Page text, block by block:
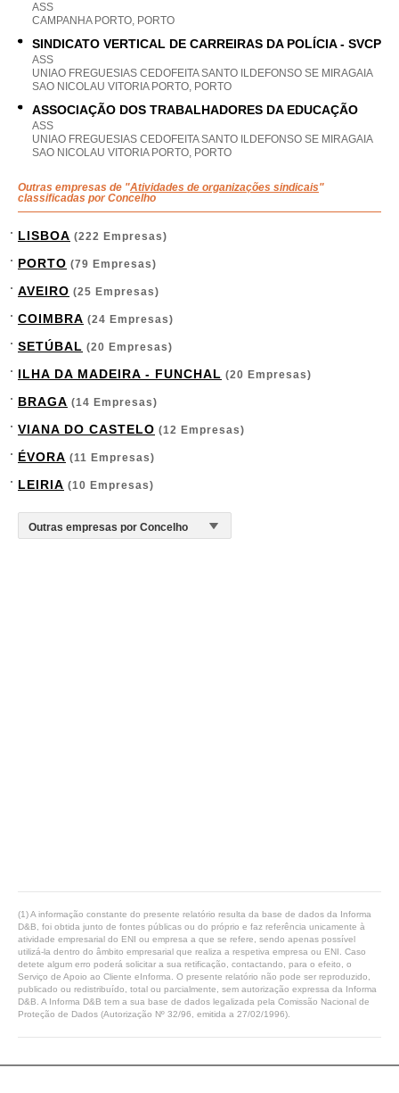
ASS
CAMPANHA PORTO, PORTO
SINDICATO VERTICAL DE CARREIRAS DA POLÍCIA - SVCP
ASS
UNIAO FREGUESIAS CEDOFEITA SANTO ILDEFONSO SE MIRAGAIA
SAO NICOLAU VITORIA PORTO, PORTO
ASSOCIAÇÃO DOS TRABALHADORES DA EDUCAÇÃO
ASS
UNIAO FREGUESIAS CEDOFEITA SANTO ILDEFONSO SE MIRAGAIA
SAO NICOLAU VITORIA PORTO, PORTO
Outras empresas de "Atividades de organizações sindicais"
classificadas por Concelho
LISBOA (222 Empresas)
PORTO (79 Empresas)
AVEIRO (25 Empresas)
COIMBRA (24 Empresas)
SETÚBAL (20 Empresas)
ILHA DA MADEIRA - FUNCHAL (20 Empresas)
BRAGA (14 Empresas)
VIANA DO CASTELO (12 Empresas)
ÉVORA (11 Empresas)
LEIRIA (10 Empresas)
(1) A informação constante do presente relatório resulta da base de dados da Informa
D&B, foi obtida junto de fontes públicas ou do próprio e faz referência unicamente à
atividade empresarial do ENI ou empresa a que se refere, sendo apenas possível
utilizá-la dentro do âmbito empresarial que realiza a respetiva empresa ou ENI. Caso
detete algum erro poderá solicitar a sua retificação, contactando, para o efeito, o
Serviço de Apoio ao Cliente eInforma. O presente relatório não pode ser reproduzido,
publicado ou redistribuído, total ou parcialmente, sem autorização expressa da Informa
D&B. A Informa D&B tem a sua base de dados legalizada pela Comissão Nacional de
Proteção de Dados (Autorização Nº 32/96, emitida a 27/02/1996).